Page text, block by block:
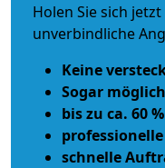
Holen Sie sich
unverbindliche
Keine
Sogar
bis zu ca. 60
schnelle